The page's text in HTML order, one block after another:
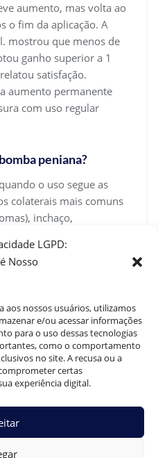
LGPD:
Nosso
aos nossos usuários, utilizamos
e/ou acessar informações
para o uso dessas tecnologias
como o comportamento
no site. A recusa ou a
certas
experiência digital.
aumento, mas volta ao
o fim da aplicação. A
mostrou que menos de
ganho superior a 1
satisfação.
aumento permanente
com uso regular
peniana?
o uso segue as
colaterais mais comuns
inchaço,
de pressão é
de uso é
lesões mais graves,
Pacientes com
locais ou
devem evitar o uso.
urologista antes de
para o pênis varia